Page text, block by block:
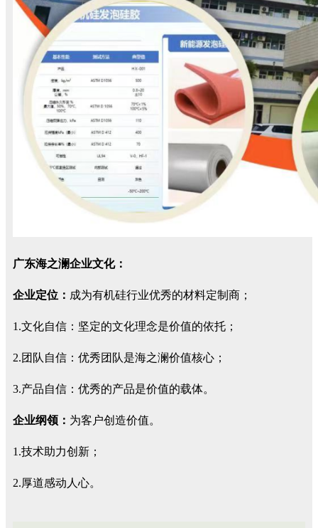
广东海之澜企业文化：
企业定位： 成为有机硅行业优秀的材料定制商；
1.文化自信：坚定的文化理念是价值的依托；
2.团队自信：优秀团队是海之澜价值核心；
3.产品自信：优秀的产品是价值的载体。
企业纲领： 为客户创造价值。
1.技术助力创新；
2.厚道感动人心。